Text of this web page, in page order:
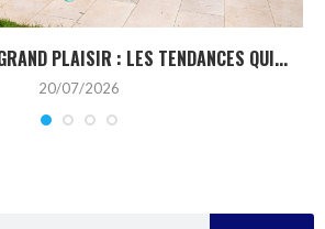
PLAISIR : LES TENDANCES QUI...
20/07/2026